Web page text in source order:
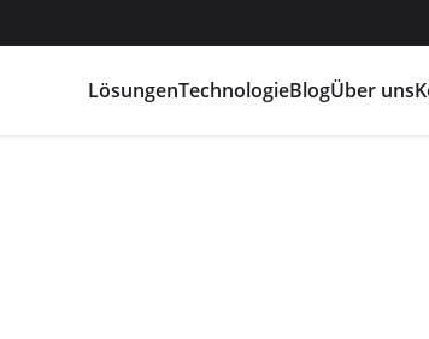
LösungenTechnologieBlogÜber uns